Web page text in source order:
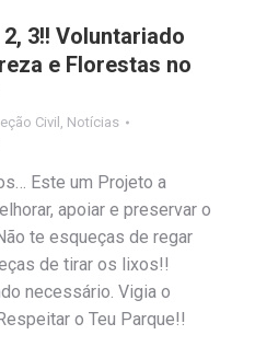
2, 3!! Voluntariado
e Florestas no
Civil
Notícias
Este um Projeto a
apoiar e preservar o
te esqueças de regar
de tirar os lixos!!
necessário. Vigia o
o Teu Parque!!